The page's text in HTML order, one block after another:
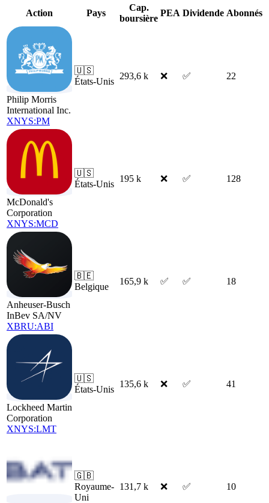
Action Pays
Cap.
boursière
PEA Dividende Abonnés
Philip Morris
International Inc.
XNYS:PM
🇺🇸
États-Unis
293,6 k ❌ ✅ 22
McDonald's
Corporation
XNYS:MCD
🇺🇸
États-Unis
195 k ❌ ✅ 128
Anheuser-Busch
InBev SA/NV
XBRU:ABI
🇧🇪
Belgique
165,9 k ✅ ✅ 18
Lockheed Martin
Corporation
XNYS:LMT
🇺🇸
États-Unis
135,6 k ❌ ✅ 41
🇬🇧
Royaume-
Uni
131,7 k ❌ ✅ 10